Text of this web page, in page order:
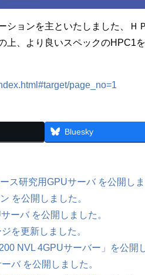
ションを主といたしました、Ｈ
、より良いスペックのHPC1
page_no=1
Bluesky
ス研究用GPUサーバ を公開しま
を公開しました。
ーバ を公開しました。
を更新しました。
NVL 4GPUサーバー」を公開
バ を公開しました。